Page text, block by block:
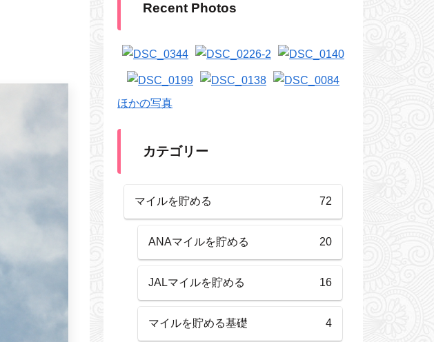
Recent Photos
ほかの写真
カテゴリー
マイルを貯める 72
ANAマイルを貯める 20
JALマイルを貯める 16
マイルを貯める基礎 4